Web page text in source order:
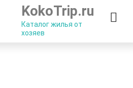
KokoTrip.ru
Каталог жилья от
хозяев